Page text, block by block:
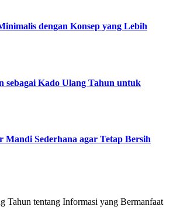
dengan Konsep yang Lebih
sebagai Kado Ulang Tahun untuk
Mandi Sederhana agar Tetap Bersih
Tahun tentang Informasi yang Bermanfaat